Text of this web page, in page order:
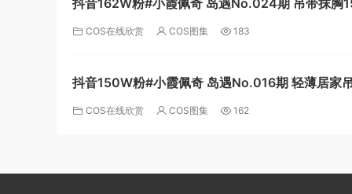
抖音162W粉#小霞佩奇 岛遇No.024期 吊带抹胸
COS在线欣赏 COS图集 183
抖音150W粉#小霞佩奇 岛遇No.016期 轻薄居家
短裙11P
COS在线欣赏 COS图集 162